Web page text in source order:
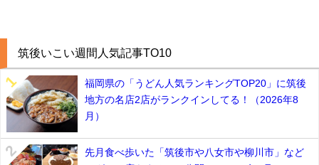
筑後いこい週間人気記事TO10
福岡県の「うどん人気ランキングTOP20」に筑後
地方の名店2店がランクインしてる！（2026年8
月）
先月食べ歩いた「筑後市や八女市や柳川市」など